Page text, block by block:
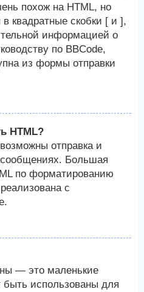
похож на HTML, но
квадратные скобки [ и ],
информацией о
по BBCode,
из формы отправки
HTML?
отправка и
сообщениях. Большая
по форматированию
с
— это маленькие
быть использованы для